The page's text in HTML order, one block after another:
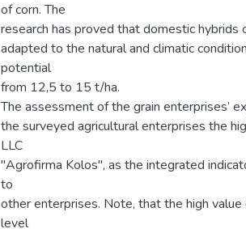
of corn. The
research has proved that domestic hybrids
adapted to the natural and climatic
potential
from 12,5 to 15 t/ha.
The assessment of the grain enterprises’
the surveyed agricultural enterprises the
LLC
"Agrofirma Kolos", as the integrated
to
other enterprises. Note, that the high
level